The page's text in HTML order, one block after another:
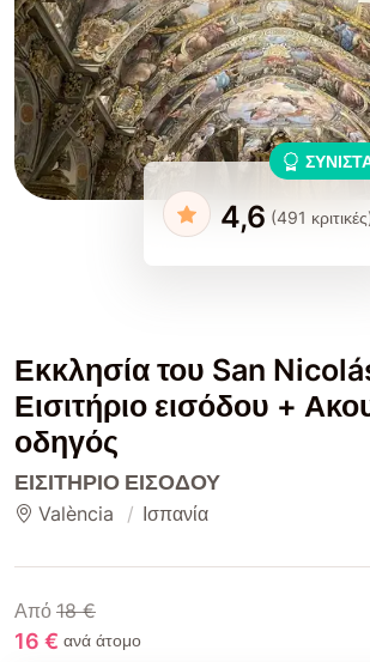
4,6 (491
Εκκλησία του San
Εισιτήριο εισόδου +
οδηγός
ΕΙΣΙΤΉΡΙΟ ΕΙΣΌΔΟΥ
València Ισπανία
Από 18 €
16 € ανά άτομο